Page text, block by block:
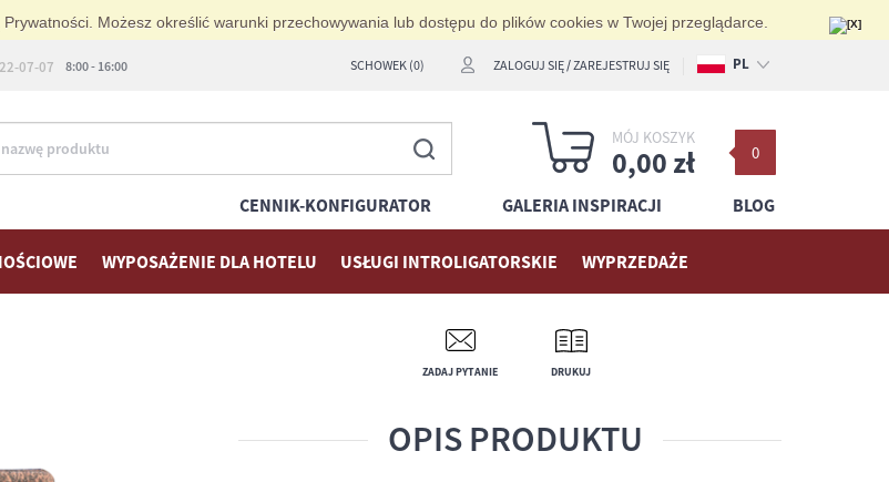
Możesz określić warunki przechowywania lub dostępu do plików cookies w Twojej przeglądarce.
07-07 8:00 - 16:00 SCHOWEK (0) ZALOGUJ SIĘ/ZAREJESTRUJ SIĘ PL
DE
CENNIK-KONFIGURATOR GALERIA INSPIRACJI BLOG
0
MÓJ KOSZYK
0,00 zł
WYPOSAŻENIE DLA HOTELU USŁUGI INTROLIGATORSKIE WYPRZEDAŻE
ZADAJ PYTANIE DRUKUJ
OPIS PRODUKTU